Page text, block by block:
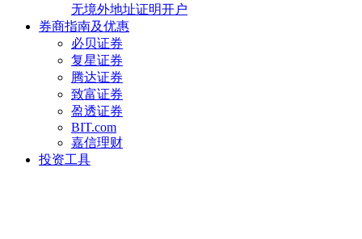
无境外地址证明开户
券商指南及优惠
必贝证券
复星证券
腾达证券
致富证券
盈透证券
BIT.com
嘉信理财
投资工具